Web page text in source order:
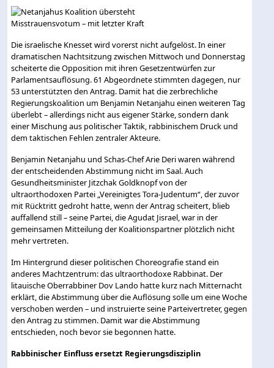
Die israelische Knesset wird vorerst nicht aufgelöst. In einer
dramatischen Nachtsitzung zwischen Mittwoch und Donnerstag
scheiterte die Opposition mit ihren Gesetzentwürfen zur
Parlamentsauflösung. 61 Abgeordnete stimmten dagegen, nur
53 unterstützten den Antrag. Damit hat die zerbrechliche
Regierungskoalition um Benjamin Netanjahu einen weiteren Tag
überlebt – allerdings nicht aus eigener Stärke, sondern dank
einer Mischung aus politischer Taktik, rabbinischem Druck und
dem taktischen Fehlen zentraler Akteure.
Benjamin Netanjahu und Schas-Chef Arie Deri waren während
der entscheidenden Abstimmung nicht im Saal. Auch
Gesundheitsminister Jitzchak Goldknopf von der
ultraorthodoxen Partei „Vereinigtes Tora-Judentum“, der zuvor
mit Rücktritt gedroht hatte, wenn der Antrag scheitert, blieb
auffallend still – seine Partei, die Agudat Jisrael, war in der
gemeinsamen Mitteilung der Koalitionspartner plötzlich nicht
mehr vertreten.
Im Hintergrund dieser politischen Choreografie stand ein
anderes Machtzentrum: das ultraorthodoxe Rabbinat. Der
litauische Oberrabbiner Dov Lando hatte kurz nach Mitternacht
erklärt, die Abstimmung über die Auflösung solle um eine Woche
verschoben werden – und instruierte seine Parteivertreter, gegen
den Antrag zu stimmen. Damit war die Abstimmung
entschieden, noch bevor sie begonnen hatte.
Rabbinischer Einfluss ersetzt Regierungsdisziplin